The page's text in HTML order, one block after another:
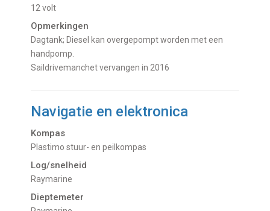
12 volt
Opmerkingen
Dagtank; Diesel kan overgepompt worden met een
handpomp.
Saildrivemanchet vervangen in 2016
Navigatie en elektronica
Kompas
Plastimo stuur- en peilkompas
Log/snelheid
Raymarine
Dieptemeter